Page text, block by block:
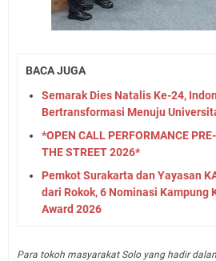
BACA JUGA
Semarak Dies Natalis Ke-24,
Bertransformasi Menuju
*OPEN CALL PERFORMANCE
THE STREET 2026*
Pemkot Surakarta dan Yayasan
dari Rokok, 6 Nominasi Kampung
Award 2026
Para tokoh masyarakat Solo yang hadir